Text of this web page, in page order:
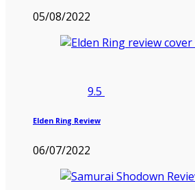
05/08/2022
9.5
Elden Ring Review
06/07/2022